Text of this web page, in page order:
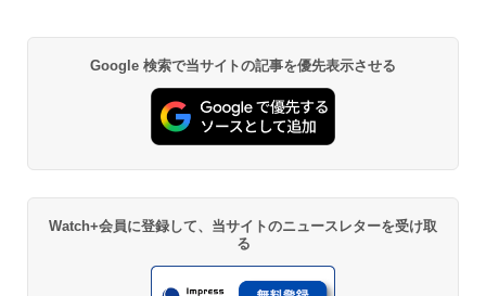
Google 検索で当サイトの記事を優先表示させる
Watch+会員に登録して、当サイトのニュースレターを受け取
る